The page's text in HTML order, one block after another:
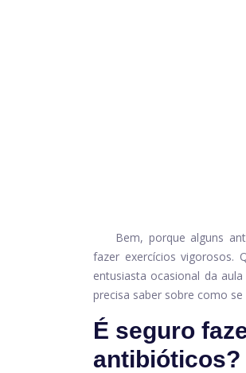
Bem, porque alguns
fazer exercícios vigorosos.
entusiasta ocasional da
precisa saber sobre como
É seguro
antibióticos?